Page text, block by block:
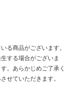
る商品がございます。
する場合がございま
。あらかじめご了承く
せていただきます。